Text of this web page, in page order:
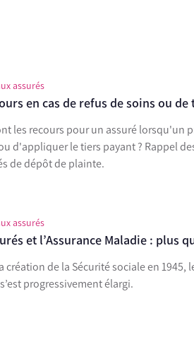
assurés
en cas de refus de soins ou
les recours pour un assuré lorsqu'un
d'appliquer le tiers payant ? Rappel
de dépôt de plainte.
assurés
et l’Assurance Maladie : plus
création de la Sécurité sociale en 1945,
progressivement élargi.